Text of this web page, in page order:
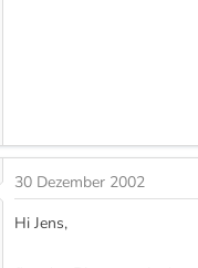
30 Dezember 2002
Hi Jens,